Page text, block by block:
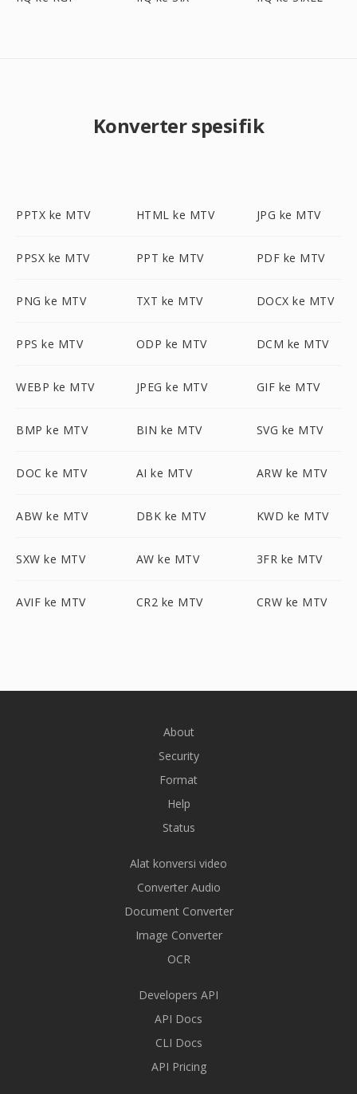
Konverter spesifik
PPTX ke MTV HTML ke MTV JPG ke MTV
PPSX ke MTV PPT ke MTV PDF ke MTV
PNG ke MTV TXT ke MTV DOCX ke MTV
PPS ke MTV ODP ke MTV DCM ke MTV
WEBP ke MTV JPEG ke MTV GIF ke MTV
BMP ke MTV BIN ke MTV SVG ke MTV
DOC ke MTV AI ke MTV ARW ke MTV
ABW ke MTV DBK ke MTV KWD ke MTV
SXW ke MTV AW ke MTV 3FR ke MTV
AVIF ke MTV CR2 ke MTV CRW ke MTV
About
Security
Format
Help
Status
Alat konversi video
Converter Audio
Document Converter
Image Converter
OCR
Developers API
API Docs
CLI Docs
API Pricing